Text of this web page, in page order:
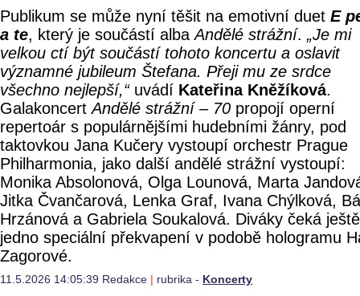
Publikum se může nyní těšit na emotivní duet E
a te, který je součástí albaAndělé strážní. „Je mi
velkou ctí být součástí tohoto koncertu a oslavit
významné jubileum Štefana. Přeji mu ze srdce
všechno nejlepší,“uvádí Kateřina Kněžíková.
GalakoncertAndělé strážní – 70 propojí operní
repertoár s populárnějšími hudebními žánry, pod
taktovkou Jana Kučery vystoupí orchestr Prague
Philharmonia, jako další andělé strážní vystoupí:
Monika Absolonová, Olga Lounová, Marta
Jitka Čvančarová, Lenka Graf, Ivana Chýlková,
Hrzánová a Gabriela Soukalová. Diváky čeká ještě
jedno speciální překvapení v podobě hologramu
Zagorové.
11.5.2026 14:05:39 Redakce | rubrika - Koncerty